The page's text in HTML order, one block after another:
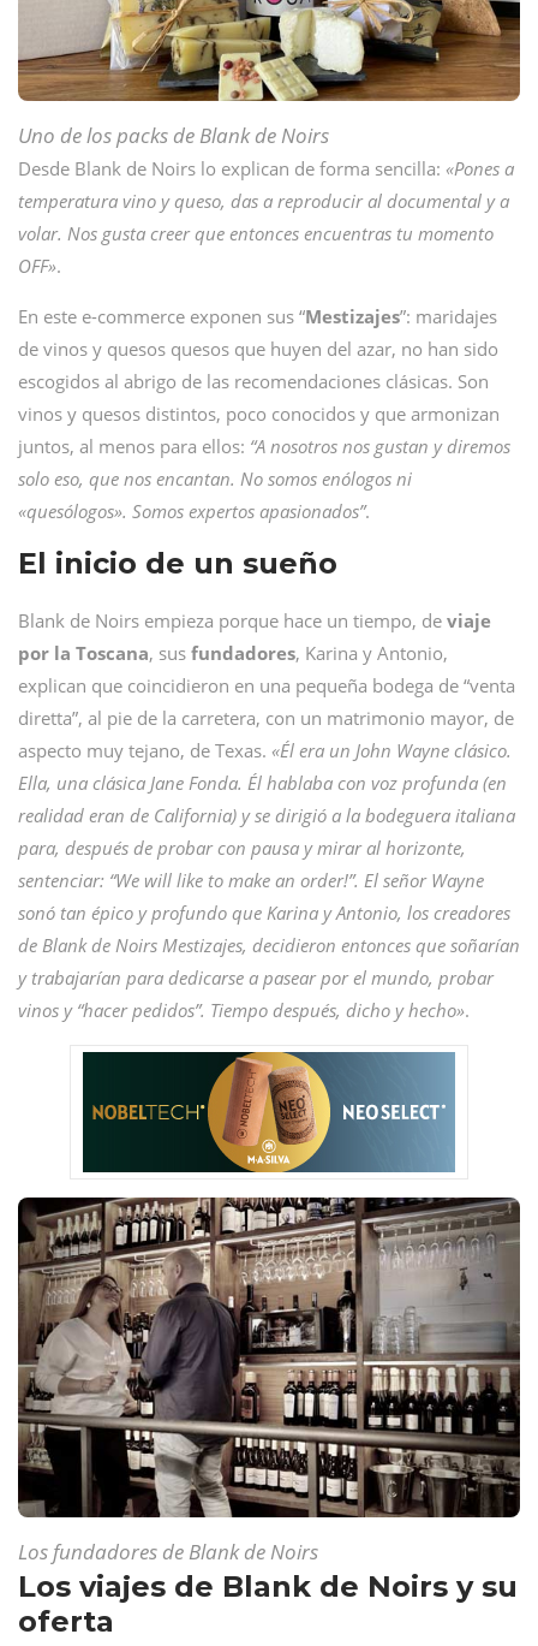
Uno de los packs de Blank de Noirs
Desde Blank de Noirs lo explican de forma sencilla: «Pones a
temperatura vino y queso, das a reproducir al documental y a
volar. Nos gusta creer que entonces encuentras tu momento
OFF».
En este e-commerce exponen sus “Mestizajes”: maridajes
de vinos y quesos quesos que huyen del azar, no han sido
escogidos al abrigo de las recomendaciones clásicas. Son
vinos y quesos distintos, poco conocidos y que armonizan
juntos, al menos para ellos: “A nosotros nos gustan y diremos
solo eso, que nos encantan. No somos enólogos ni
«quesólogos». Somos expertos apasionados”.
El inicio de un sueño
Blank de Noirs empieza porque hace un tiempo, de viaje
por la Toscana, sus fundadores, Karina y Antonio,
explican que coincidieron en una pequeña bodega de “venta
diretta”, al pie de la carretera, con un matrimonio mayor, de
aspecto muy tejano, de Texas. «Él era un John Wayne clásico.
Ella, una clásica Jane Fonda. Él hablaba con voz profunda (en
realidad eran de California) y se dirigió a la bodeguera italiana
para, después de probar con pausa y mirar al horizonte,
sentenciar: “We will like to make an order!”. El señor Wayne
sonó tan épico y profundo que Karina y Antonio, los creadores
de Blank de Noirs Mestizajes, decidieron entonces que soñarían
y trabajarían para dedicarse a pasear por el mundo, probar
vinos y “hacer pedidos”. Tiempo después, dicho y hecho».
Los fundadores de Blank de Noirs
Los viajes de Blank de Noirs y su
oferta